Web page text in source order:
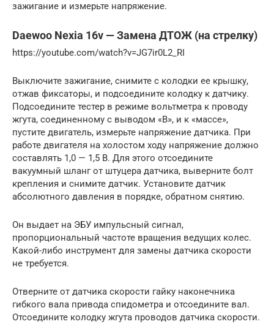
зажигание и измерьте напряжение.
Daewoo Nexia 16v — Замена ДТОЖ (на стрелку)
https://youtube.com/watch?v=JG7ir0L2_RI
Выключите зажигание, снимите с колодки ее крышку,
отжав фиксаторы, и подсоедините колодку к датчику.
Подсоедините тестер в режиме вольтметра к проводу
жгута, соединенному с выводом «В», и к «массе»,
пустите двигатель, измерьте напряжение датчика. При
работе двигателя на холостом ходу напряжение должно
составлять 1,0 — 1,5 В. Для этого отсоедините
вакуумный шланг от штуцера датчика, выверните болт
крепления и снимите датчик. Установите датчик
абсолютного давления в порядке, обратном снятию.
Он выдает на ЭБУ импульсный сигнал,
пропорциональный частоте вращения ведущих колес.
Какой-либо инструмент для замены датчика скорости
не требуется.
Отверните от датчика скорости гайку наконечника
гибкого вала привода спидометра и отсоедините вал.
Отсоедините колодку жгута проводов датчика скорости.